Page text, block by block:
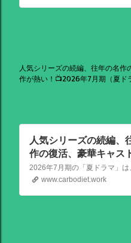
人気シリーズの続編、往年の名
作が熱い！📺2026年7月期（夏ド
人気シリーズの続編、
作の復活、豪華キャス
骨太な新作が熱い！
月期（夏ドラマ）
www.carbodiet.work